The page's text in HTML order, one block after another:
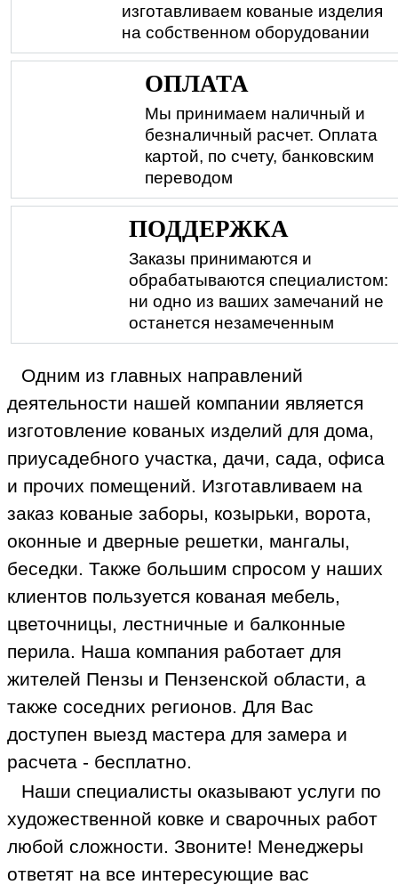
изготавливаем кованые изделия
на собственном оборудовании
ОПЛАТА
Мы принимаем наличный и
безналичный расчет. Оплата
картой, по счету, банковским
переводом
ПОДДЕРЖКА
Заказы принимаются и
обрабатываются специалистом:
ни одно из ваших замечаний не
останется незамеченным
Одним из главных направлений
деятельности нашей компании является
изготовление кованых изделий для дома,
приусадебного участка, дачи, сада, офиса
и прочих помещений. Изготавливаем на
заказ кованые заборы, козырьки, ворота,
оконные и дверные решетки, мангалы,
беседки. Также большим спросом у наших
клиентов пользуется кованая мебель,
цветочницы, лестничные и балконные
перила. Наша компания работает для
жителей Пензы и Пензенской области, а
также соседних регионов. Для Вас
доступен выезд мастера для замера и
расчета - бесплатно.
Наши специалисты оказывают услуги по
художественной ковке и сварочных работ
любой сложности. Звоните! Менеджеры
ответят на все интересующие вас